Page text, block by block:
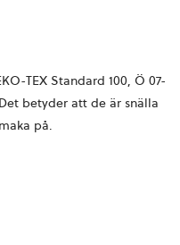
TEX Standard 100, Ö 07-
betyder att de är snälla
på.